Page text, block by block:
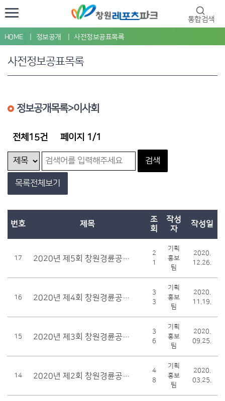
통합검색
HOME 정보공개 사전정보공표목록
사전정보공표목록
정보공개목록>이사회
전체15건 페이지 1/1
검색
목록전체보기
번호 제목
조
회
작성
자
작성일
17 2020년 제5회 창원경륜공단이사회 개최결과
2
1
기획
홍보
팀
2020.
12.26.
16 2020년 제4회 창원경륜공단이사회 개최결과
3
3
기획
홍보
팀
2020.
11.19.
15 2020년 제3회 창원경륜공단이사회 개최결과
3
6
기획
홍보
팀
2020.
09.25.
14 2020년 제2회 창원경륜공단이사회 개최결과
4
8
기획
홍보
팀
2020.
03.25.